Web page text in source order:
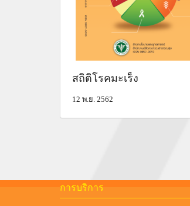
สถิติโรคมะเร็ง
12 พ.ย. 2562
การบริการ